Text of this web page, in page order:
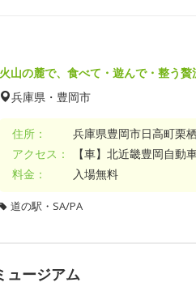
火山の麓で、食べて・遊んで・整う
兵庫県・豊岡市
住所：
兵庫県豊岡市日高町栗
アクセス：
【車】北近畿豊岡自動
料金：
入場無料
道の駅・SA/PA
ュージアム